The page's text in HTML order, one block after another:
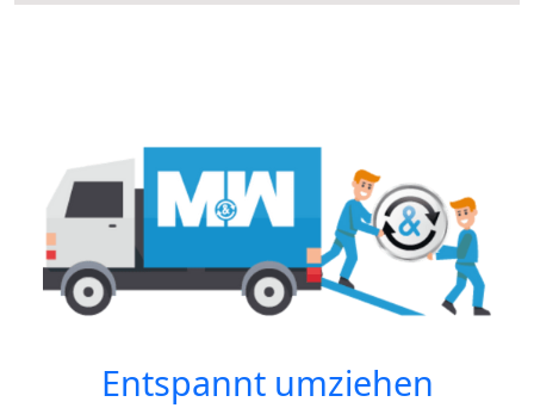
Entspannt umziehen